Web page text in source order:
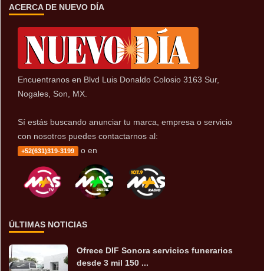
ACERCA DE NUEVO DÍA
Encuentranos en Blvd Luis Donaldo Colosio 3163 Sur,
Nogales, Son, MX.
Sí estás buscando anunciar tu marca, empresa o servicio
con nosotros puedes contactarnos al:
+52(631)319-3199 o en
ÚLTIMAS NOTICIAS
Ofrece DIF Sonora servicios funerarios
desde 3 mil 150 ...